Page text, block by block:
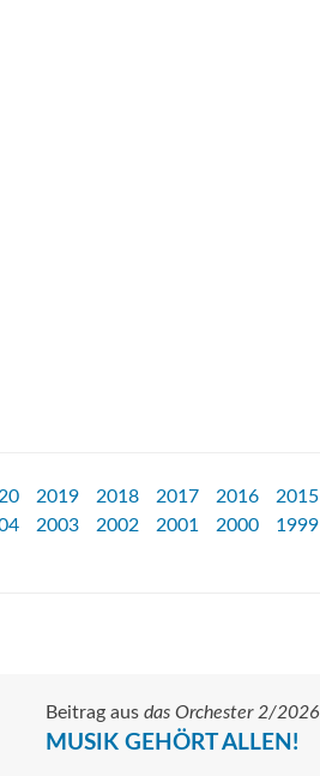
2019 2018 2017 2016 2015
2003 2002 2001 2000 1999
Beitrag ausdas Orchester 2/2026
MUSIK GEHÖRT ALLEN!